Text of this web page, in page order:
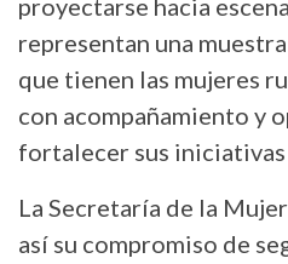
proyectarse hacia
representan una
que tienen las mujeres
con acompañamiento y
fortalecer sus
La Secretaría de la
así su compromiso de